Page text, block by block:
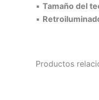
▪ Tamaño del
▪
Productos